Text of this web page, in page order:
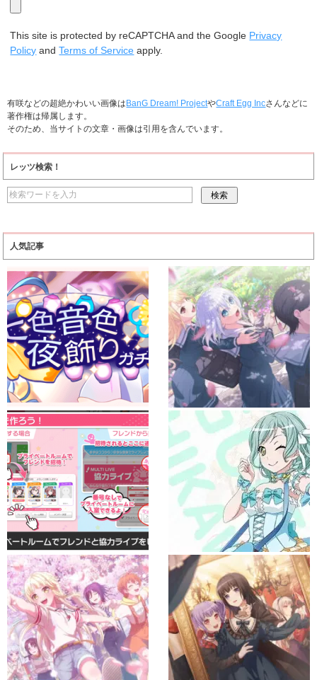
This site is protected by reCAPTCHA and the Google Privacy
Policy andTerms of Service apply.
有咲などの超絶かわいい画像は BanG Dream! ProjectやCraft Egg Incさんなどに
著作権は帰属します。
そのため、当サイトの文章・画像は引用を含んでいます。
レッツ検索！
人気記事